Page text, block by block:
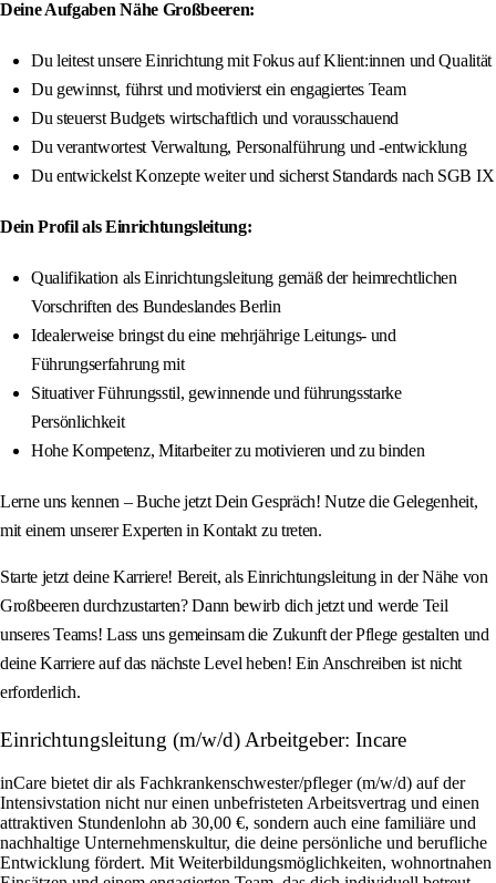
Deine Aufgaben Nähe Großbeeren:
Du leitest unsere Einrichtung mit Fokus auf Klient:innen und Qualität
Du gewinnst, führst und motivierst ein engagiertes Team
Du steuerst Budgets wirtschaftlich und vorausschauend
Du verantwortest Verwaltung, Personalführung und -entwicklung
Du entwickelst Konzepte weiter und sicherst Standards nach SGB IX
Dein Profil als Einrichtungsleitung:
Qualifikation als Einrichtungsleitung gemäß der heimrechtlichen
Vorschriften des Bundeslandes Berlin
Idealerweise bringst du eine mehrjährige Leitungs- und
Führungserfahrung mit
Situativer Führungsstil, gewinnende und führungsstarke
Persönlichkeit
Hohe Kompetenz, Mitarbeiter zu motivieren und zu binden
Lerne uns kennen – Buche jetzt Dein Gespräch! Nutze die Gelegenheit,
mit einem unserer Experten in Kontakt zu treten.
Starte jetzt deine Karriere! Bereit, als Einrichtungsleitung in der Nähe von
Großbeeren durchzustarten? Dann bewirb dich jetzt und werde Teil
unseres Teams! Lass uns gemeinsam die Zukunft der Pflege gestalten und
deine Karriere auf das nächste Level heben! Ein Anschreiben ist nicht
erforderlich.
Einrichtungsleitung (m/w/d) Arbeitgeber: Incare
inCare bietet dir als Fachkrankenschwester/pfleger (m/w/d) auf der
Intensivstation nicht nur einen unbefristeten Arbeitsvertrag und einen
attraktiven Stundenlohn ab 30,00 €, sondern auch eine familiäre und
nachhaltige Unternehmenskultur, die deine persönliche und berufliche
Entwicklung fördert. Mit Weiterbildungsmöglichkeiten, wohnortnahen